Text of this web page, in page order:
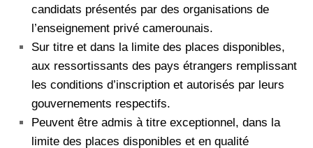
candidats présentés par des organisations de
l’enseignement privé camerounais.
Sur titre et dans la limite des places disponibles,
aux ressortissants des pays étrangers remplissant
les conditions d’inscription et autorisés par leurs
gouvernements respectifs.
Peuvent être admis à titre exceptionnel, dans la
limite des places disponibles et en qualité